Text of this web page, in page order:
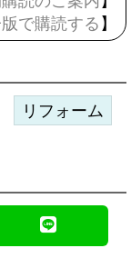
で購読する 】
リフォーム